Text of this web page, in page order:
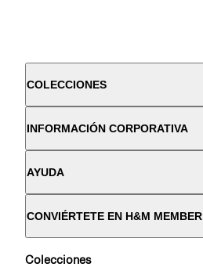
COLECCIONES
INFORMACIÓN CORPORATIVA
AYUDA
CONVIÉRTETE EN H&M MEMBER
Colecciones